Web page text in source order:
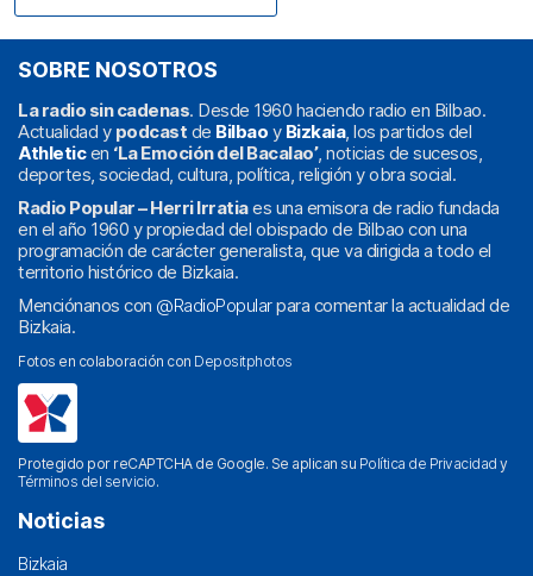
SOBRE NOSOTROS
La radio sin cadenas. Desde 1960 haciendo radio en Bilbao.
Actualidad y podcast de Bilbao y Bizkaia, los partidos del
Athleticen ‘La Emoción del Bacalao’, noticias de sucesos,
deportes, sociedad, cultura, política, religión y obra social.
Radio Popular – Herri Irratiaes una emisora de radio fundada
en el año 1960 y propiedad del obispado de Bilbao con una
programación de carácter generalista, que va dirigida a todo el
territorio histórico de Bizkaia.
Menciónanos con @RadioPopularpara comentar la actualidad de
Bizkaia.
Fotos en colaboración con Depositphotos
Protegido por reCAPTCHA de Google. Se aplican su Política de Privacidad y
Términos del servicio.
Noticias
Bizkaia